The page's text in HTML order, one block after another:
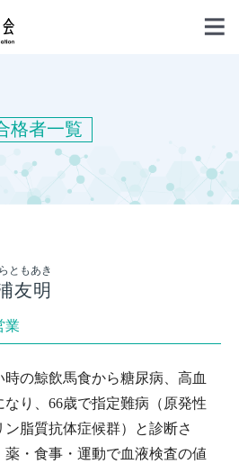
格者一覧
ともあき
友明
業
時の鯨飲馬食から糖尿病、高血
なり、66歳で指定難病（原発性
ン脂質抗体症候群）と診断さ
薬・食事・運動で血液検査の値